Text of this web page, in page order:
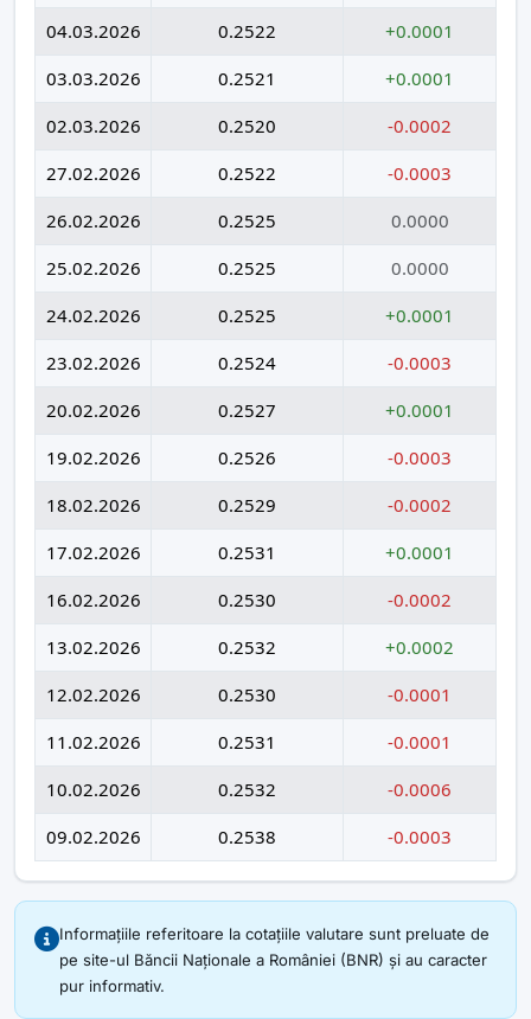
04.03.2026
0.2522
+0.0001
03.03.2026
0.2521
+0.0001
02.03.2026
0.2520
-0.0002
27.02.2026
0.2522
-0.0003
26.02.2026
0.2525
0.0000
25.02.2026
0.2525
0.0000
24.02.2026
0.2525
+0.0001
23.02.2026
0.2524
-0.0003
20.02.2026
0.2527
+0.0001
19.02.2026
0.2526
-0.0003
18.02.2026
0.2529
-0.0002
17.02.2026
0.2531
+0.0001
16.02.2026
0.2530
-0.0002
13.02.2026
0.2532
+0.0002
12.02.2026
0.2530
-0.0001
11.02.2026
0.2531
-0.0001
10.02.2026
0.2532
-0.0006
09.02.2026
0.2538 -0.0003
Informațiile referitoare la cotațiile valutare sunt preluate de
pe site-ul Băncii Naționale a României (BNR) și au caracter
pur informativ.